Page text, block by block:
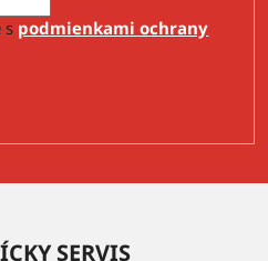
s podmienkami ochrany
SERVIS